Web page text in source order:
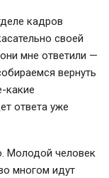
кадров
своей
мне ответили —
вернуть
какие
ответа уже
Молодой человек
многом идут